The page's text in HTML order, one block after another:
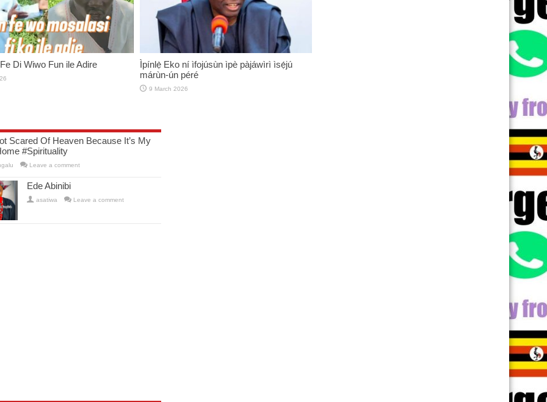
Di Wiwo Fun ile Adire
Ìpínlẹ̀ Eko ní ìfojúsùn ìpè pàjáwìrì ìsẹ́jú
márùn-ún péré
9 March 2026
Scared Of Heaven Because It’s My
#Spirituality
Leave a comment
Ede Abinibi
asatiwa Leave a comment